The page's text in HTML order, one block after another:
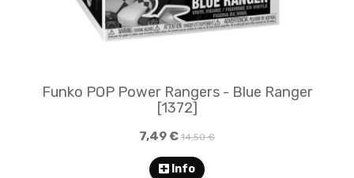
Funko POP Power Rangers - Blue Ranger
[1372]
7,49 € 14,50 €
Info